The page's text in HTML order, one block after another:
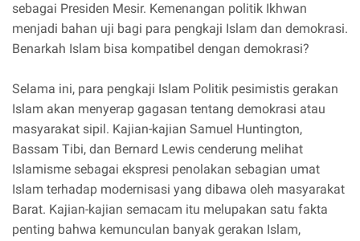
sebagai Presiden Mesir. Kemenangan politik Ikhwan
menjadi bahan uji bagi para pengkaji Islam dan demokrasi.
Benarkah Islam bisa kompatibel dengan demokrasi?
Selama ini, para pengkaji Islam Politik pesimistis gerakan
Islam akan menyerap gagasan tentang demokrasi atau
masyarakat sipil. Kajian-kajian Samuel Huntington,
Bassam Tibi, dan Bernard Lewis cenderung melihat
Islamisme sebagai ekspresi penolakan sebagian umat
Islam terhadap modernisasi yang dibawa oleh masyarakat
Barat. Kajian-kajian semacam itu melupakan satu fakta
penting bahwa kemunculan banyak gerakan Islam,